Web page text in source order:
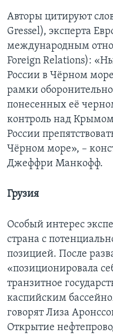
Авторы цитируют
Gressel), эксперта
международным
Foreign Relations):
России в Чёрном
рамки
понесенных её
контроль над
России
Чёрном море», –
Джеффри Манкофф.
Грузия
Особый интерес
страна с
позицией. После
«позиционировала
транзитное
каспийским
говорят Лиза
Открытие